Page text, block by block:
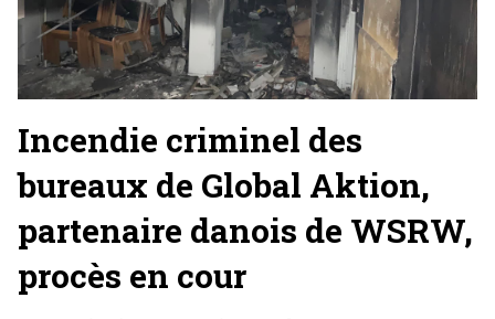
Incendie criminel des
bureaux de Global Aktion,
partenaire danois de WSRW,
procès en cour